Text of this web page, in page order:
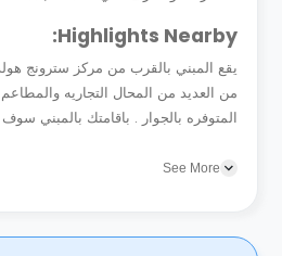
Highlights Nearby:
يقع المبني بالقرب من مركز سترونج
من العديد من المحال التجاريه والمطاعم
المتوفره بالجوار . باقامتك بالمبني
بها...See More